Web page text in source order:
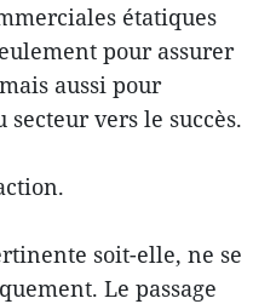
étatiques
pour assurer
aussi pour
vers le succès.
soit-elle, ne se
Le passage